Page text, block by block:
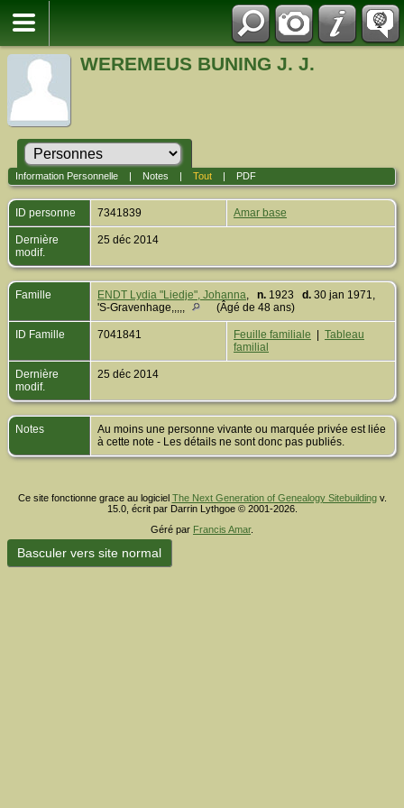
WEREMEUS BUNING J. J.
Information Personnelle| Notes Tout| PDF
ID personne 7341839 Amar base
Dernière
modif.
25 déc 2014
Famille ENDT Lydia "Liedje", Johanna, n. 1923 d. 30 jan 1971,
'S-Gravenhage,,,,,
(Âgé de 48 ans)
ID Famille 7041841 Feuille familiale
Tableau
familial
Dernière
modif.
25 déc 2014
Notes
Au moins une personne vivante ou marquée privée est liée
à cette note - Les détails ne sont donc pas publiés.
Ce site fonctionne grace au logiciel The Next Generation of Genealogy Sitebuildingv.
15.0, écrit par Darrin Lythgoe © 2001-2026.
Géré par Francis Amar.
Basculer vers site normal